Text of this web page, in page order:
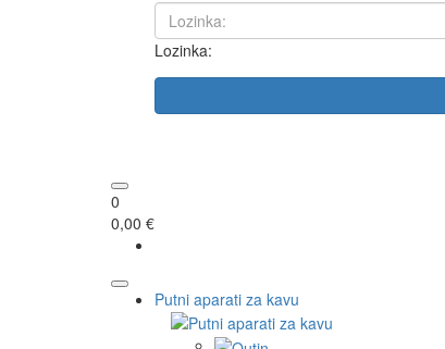
Lozinka:
0
0,00 €
Putni aparati za kavu